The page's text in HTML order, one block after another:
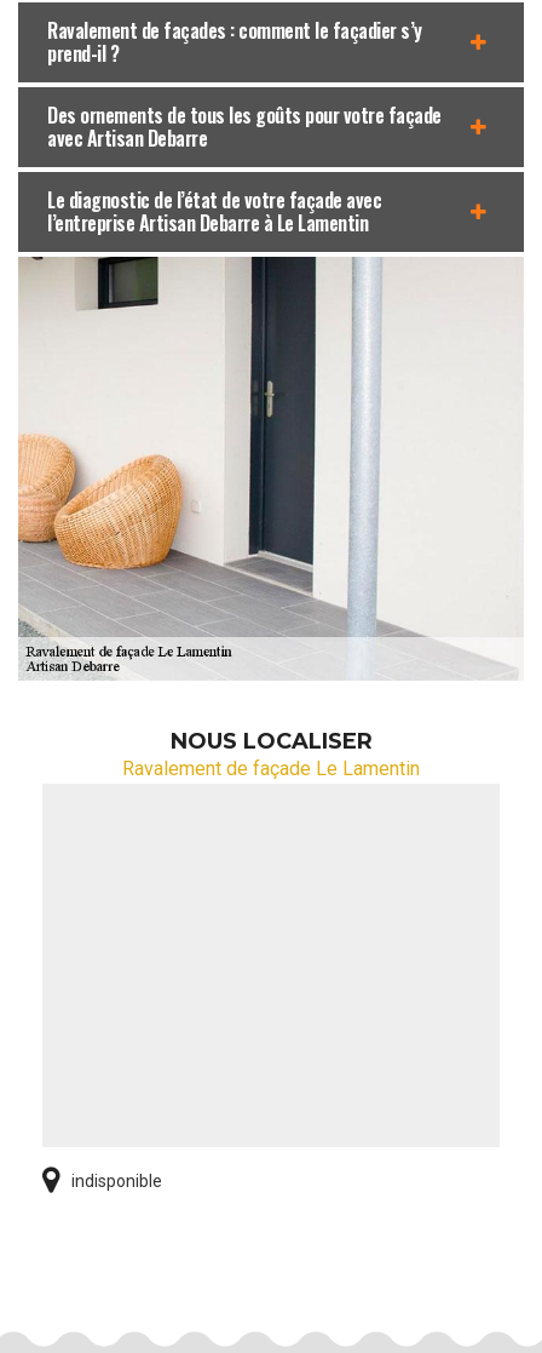
Ravalement de façades : comment le façadier s’y
prend-il ?
Des ornements de tous les goûts pour votre façade
avec Artisan Debarre
Le diagnostic de l’état de votre façade avec
l’entreprise Artisan Debarre à Le Lamentin
NOUS LOCALISER
Ravalement de façade Le Lamentin
indisponible